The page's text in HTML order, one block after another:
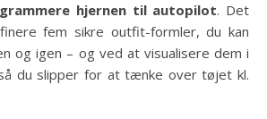
hjernen til autopilot. Det
fem sikre outfit-formler, du kan
og igen – og ved at visualisere dem i
du slipper for at tænke over tøjet kl.